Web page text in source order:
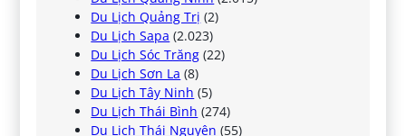
Du Lịch Quảng Trị (2)
Du Lịch Sapa (2.023)
Du Lịch Sóc Trăng (22)
Du Lịch Sơn La (8)
Du Lịch Tây Ninh (5)
Du Lịch Thái Bình (274)
Du Lịch Thái Nguyên (55)